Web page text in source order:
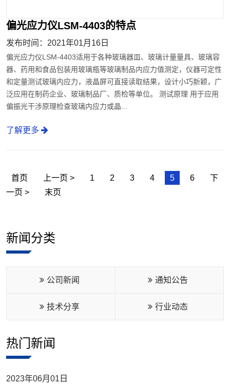
偏光应力仪LSM-4403的特点
发布时间：2021年01月16日
偏光应力仪LSM-4403适用于各种玻璃器皿、玻璃计量量具、玻璃容
器、药用和食品包装用玻璃瓶等玻璃制品内应力值测定，仪器可定性
和定量测试玻璃内应力，液晶屏可直接读取结果，设计小巧新颖，广
泛应用在制药企业、玻璃制品厂、质检等单位。 测试原理 用于应用
偏振光干涉原理检查玻璃内应力或晶...
了解更多
首页 上一页 > 1 2 3 4 5 6
下
一页 >
末页
新闻分类
公司新闻 通知公告
技术分享 行业动态
热门新闻
2023年06月01日